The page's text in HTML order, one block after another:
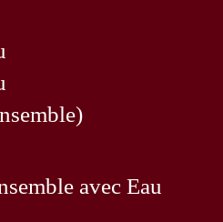
avec Eau